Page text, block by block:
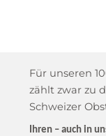
Für unseren
zählt zwar zu
Schweizer
Ihren – auch in